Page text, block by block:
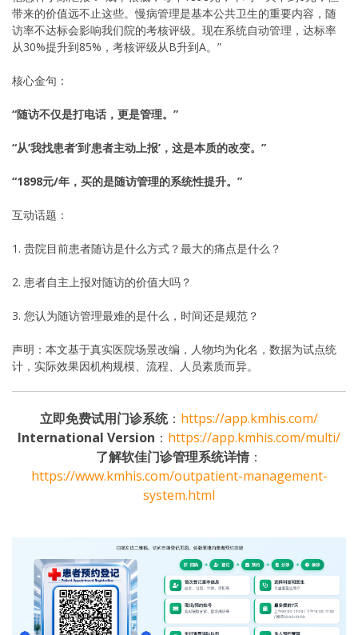
带来的价值远不止这些。慢病管理是基本公共卫生的重要内容，随
访率不达标会影响我们院的考核评级。现在系统自动管理，达标率
从30%提升到85%，考核评级从B升到A。”
核心金句：
“随访不仅是打电话，更是管理。”
“从’我找患者’到’患者主动上报’，这是本质的改变。”
“1898元/年，买的是随访管理的系统性提升。”
互动话题：
1. 贵院目前患者随访是什么方式？最大的痛点是什么？
2. 患者自主上报对随访的价值大吗？
3. 您认为随访管理最难的是什么，时间还是规范？
声明：本文基于真实医院场景改编，人物均为化名，数据为试点统
计，实际效果因机构规模、流程、人员素质而异。
立即免费试用门诊系统： https://app.kmhis.com/
International Version ： https://app.kmhis.com/multi/
了解软佳门诊管理系统详情：
https://www.kmhis.com/outpatient-management-
system.html